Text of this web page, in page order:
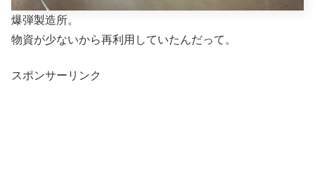
爆弾製造所。
物資が少ないから再利用していたんだって。
スポンサーリンク